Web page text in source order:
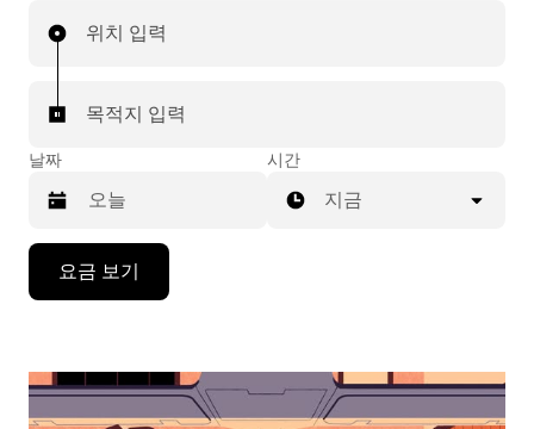
위치 입력
목적지 입력
날짜
작
시간
지금
요금 보기